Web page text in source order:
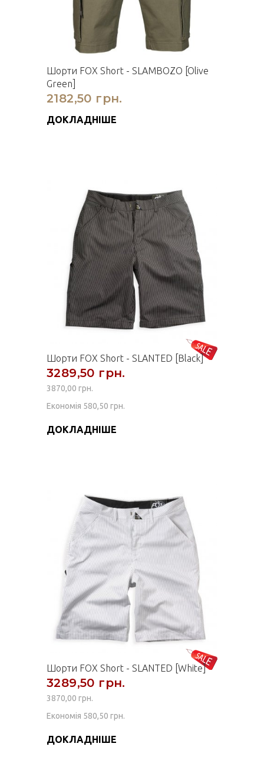
Шорти FOX Short - SLAMBOZO [Olive
Green]
2182,50 грн.
ДОКЛАДНІШЕ
Шорти FOX Short - SLANTED [Black]
3289,50 грн.
3870,00 грн.
Економія 580,50 грн.
ДОКЛАДНІШЕ
Шорти FOX Short - SLANTED [White]
3289,50 грн.
3870,00 грн.
Економія 580,50 грн.
ДОКЛАДНІШЕ